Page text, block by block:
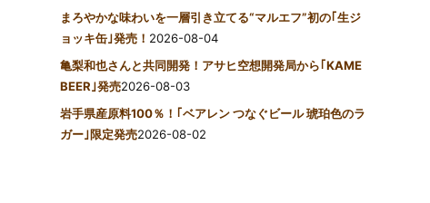
まろやかな味わいを一層引き立てる“マルエフ”初の｢生ジ
ョッキ缶｣発売！ 2026-08-04
亀梨和也さんと共同開発！アサヒ空想開発局から｢KAME
BEER｣発売2026-08-03
岩手県産原料100％！｢ベアレン つなぐビール 琥珀色のラ
ガー｣限定発売2026-08-02